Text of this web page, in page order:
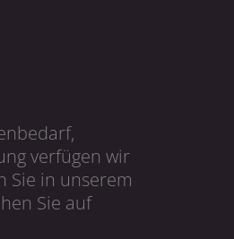
verfügen wir
Sie in unserem
Sie auf